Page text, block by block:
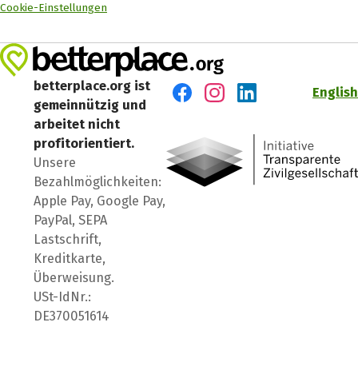
Cookie-Einstellungen
betterplace.org ist
gemeinnützig und
arbeitet nicht
profitorientiert.
Unsere
Bezahlmöglichkeiten:
Apple Pay, Google Pay,
PayPal, SEPA
Lastschrift,
Kreditkarte,
Überweisung.
USt-IdNr.:
DE370051614
English